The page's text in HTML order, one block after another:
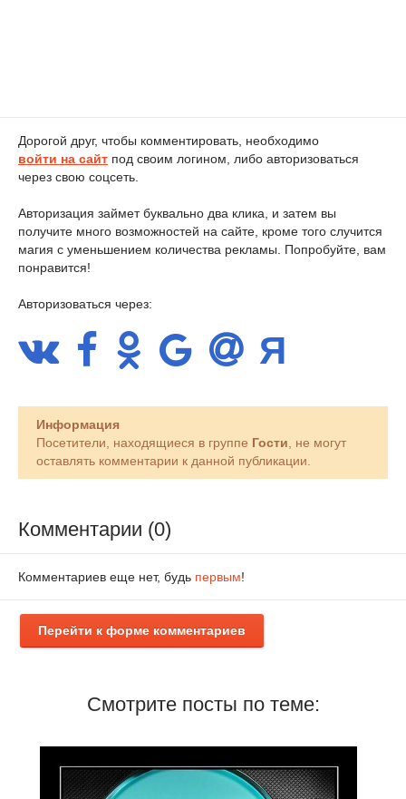
Дорогой друг, чтобы комментировать, необходимо
войти на сайт под своим логином, либо авторизоваться
через свою соцсеть.
Авторизация займет буквально два клика, и затем вы
получите много возможностей на сайте, кроме того случится
магия с уменьшением количества рекламы. Попробуйте, вам
понравится!
Авторизоваться через:
Информация
Посетители, находящиеся в группе Гости , не могут
оставлять комментарии к данной публикации.
Комментарии (0)
Комментариев еще нет, будь первым!
Перейти к форме комментариев
Смотрите посты по теме: